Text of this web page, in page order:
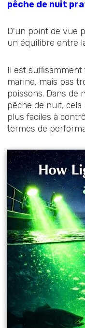
pêche de nuit
D'un point de vue
un équilibre entre
Il est
marine, mais pas
poissons. Dans de
pêche de nuit,
plus faciles à
termes de